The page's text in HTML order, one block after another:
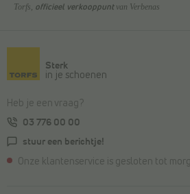
Torfs, officieel verkooppuntvan Verbenas
Sterk
in je schoenen
Heb je een vraag?
03 776 00 00
stuur een berichtje!
Onze klantenservice is gesloten tot